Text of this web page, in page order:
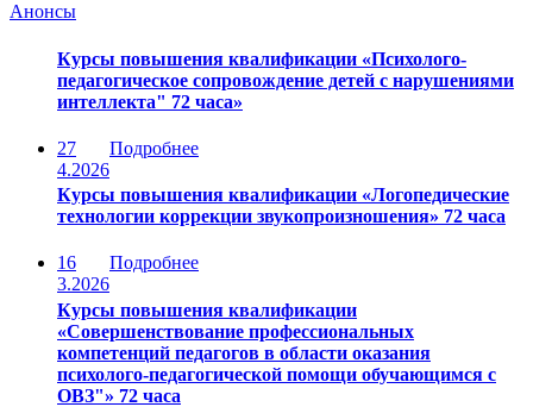
Анонсы
Курсы повышения квалификации «Психолого-
педагогическое сопровождение детей с нарушениями
интеллекта" 72 часа»
27
4.2026
Подробнее
Курсы повышения квалификации «Логопедические
технологии коррекции звукопроизношения» 72 часа
16
3.2026
Подробнее
Курсы повышения квалификации
«Совершенствование профессиональных
компетенций педагогов в области оказания
психолого-педагогической помощи обучающимся с
ОВЗ"» 72 часа